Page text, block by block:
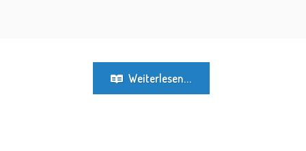
Weiterlesen...